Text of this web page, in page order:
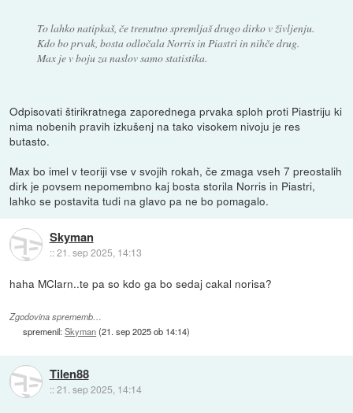
To lahko natipkaš, če trenutno spremljaš drugo dirko v življenju.
Kdo bo prvak, bosta odločala Norris in Piastri in nihče drug.
Max je v boju za naslov samo statistika.
Odpisovati štirikratnega zaporednega prvaka sploh proti Piastriju ki
nima nobenih pravih izkušenj na tako visokem nivoju je res
butasto.
Max bo imel v teoriji vse v svojih rokah, če zmaga vseh 7 preostalih
dirk je povsem nepomembno kaj bosta storila Norris in Piastri,
lahko se postavita tudi na glavo pa ne bo pomagalo.
Skyman
::21. sep 2025, 14:13
haha MClarn..te pa so kdo ga bo sedaj cakal norisa?
Zgodovina sprememb…
spremenil:Skyman(21. sep 2025 ob 14:14)
Tilen88
::21. sep 2025, 14:14